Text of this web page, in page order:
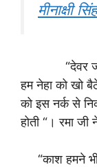
“देवर जी
हम नेहा को खो
को इस नर्क से
होती “। रमा
“काश हमने भी